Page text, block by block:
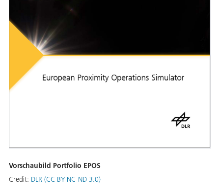
Vorschaubild Portfolio EPOS
Credit: DLR (CC BY-NC-ND 3.0)